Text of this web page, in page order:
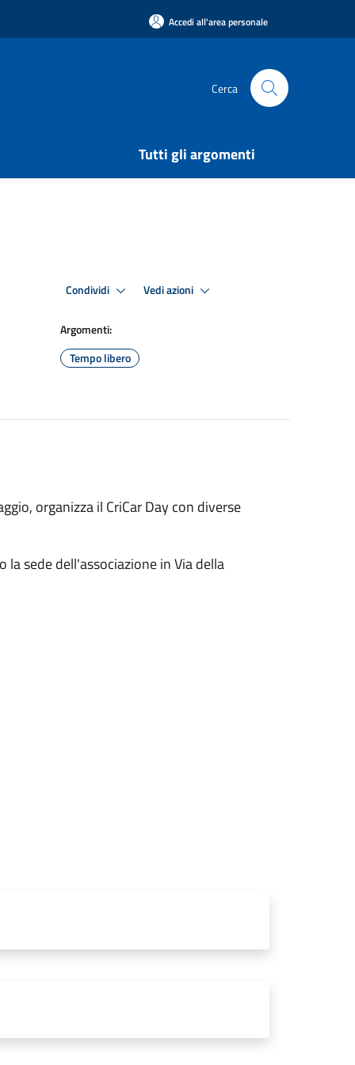
Accedi all'area personale
Cerca
Tutti gli argomenti
Condividi Vedi azioni
Argomenti:
Tempo libero
organizza il CriCar Day con diverse
sede dell'associazione in Via della